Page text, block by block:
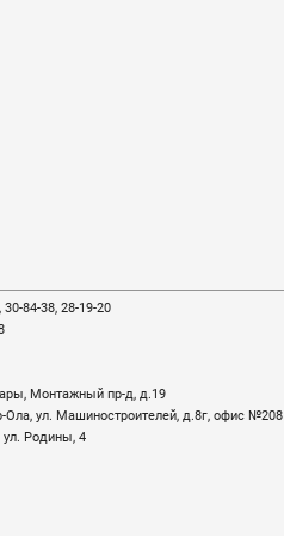
84-38, 28-19-20
Монтажный пр-д, д.19
Ола, ул. Машиностроителей, д.8г, офис №208
ул. Родины, 4